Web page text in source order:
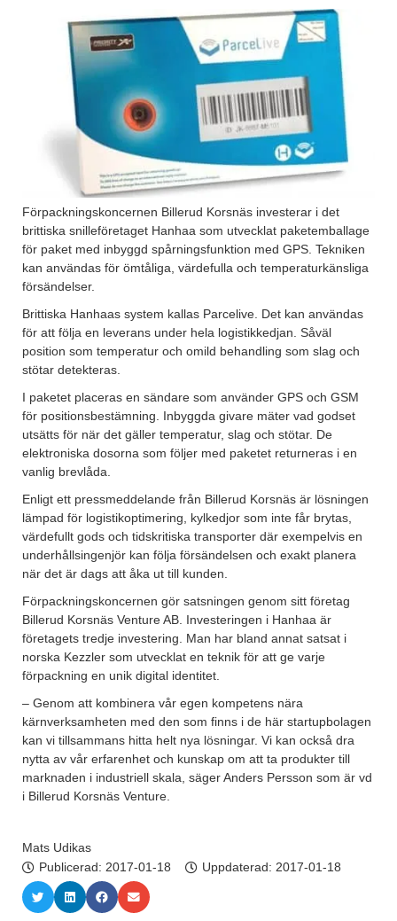
Förpackningskoncernen Billerud Korsnäs investerar i det
brittiska snilleföretaget Hanhaa som utvecklat paketemballage
för paket med inbyggd spårningsfunktion med GPS. Tekniken
kan användas för ömtåliga, värdefulla och temperaturkänsliga
försändelser.
Brittiska Hanhaas system kallas Parcelive. Det kan användas
för att följa en leverans under hela logistikkedjan. Såväl
position som temperatur och omild behandling som slag och
stötar detekteras.
I paketet placeras en sändare som använder GPS och GSM
för positionsbestämning. Inbyggda givare mäter vad godset
utsätts för när det gäller temperatur, slag och stötar. De
elektroniska dosorna som följer med paketet returneras i en
vanlig brevlåda.
Enligt ett pressmeddelande från Billerud Korsnäs är lösningen
lämpad för logistikoptimering, kylkedjor som inte får brytas,
värdefullt gods och tidskritiska transporter där exempelvis en
underhållsingenjör kan följa försändelsen och exakt planera
när det är dags att åka ut till kunden.
Förpackningskoncernen gör satsningen genom sitt företag
Billerud Korsnäs Venture AB. Investeringen i Hanhaa är
företagets tredje investering. Man har bland annat satsat i
norska Kezzler som utvecklat en teknik för att ge varje
förpackning en unik digital identitet.
– Genom att kombinera vår egen kompetens nära
kärnverksamheten med den som finns i de här startupbolagen
kan vi tillsammans hitta helt nya lösningar. Vi kan också dra
nytta av vår erfarenhet och kunskap om att ta produkter till
marknaden i industriell skala, säger Anders Persson som är vd
i Billerud Korsnäs Venture.
Mats Udikas
Publicerad: 2017-01-18 Uppdaterad: 2017-01-18